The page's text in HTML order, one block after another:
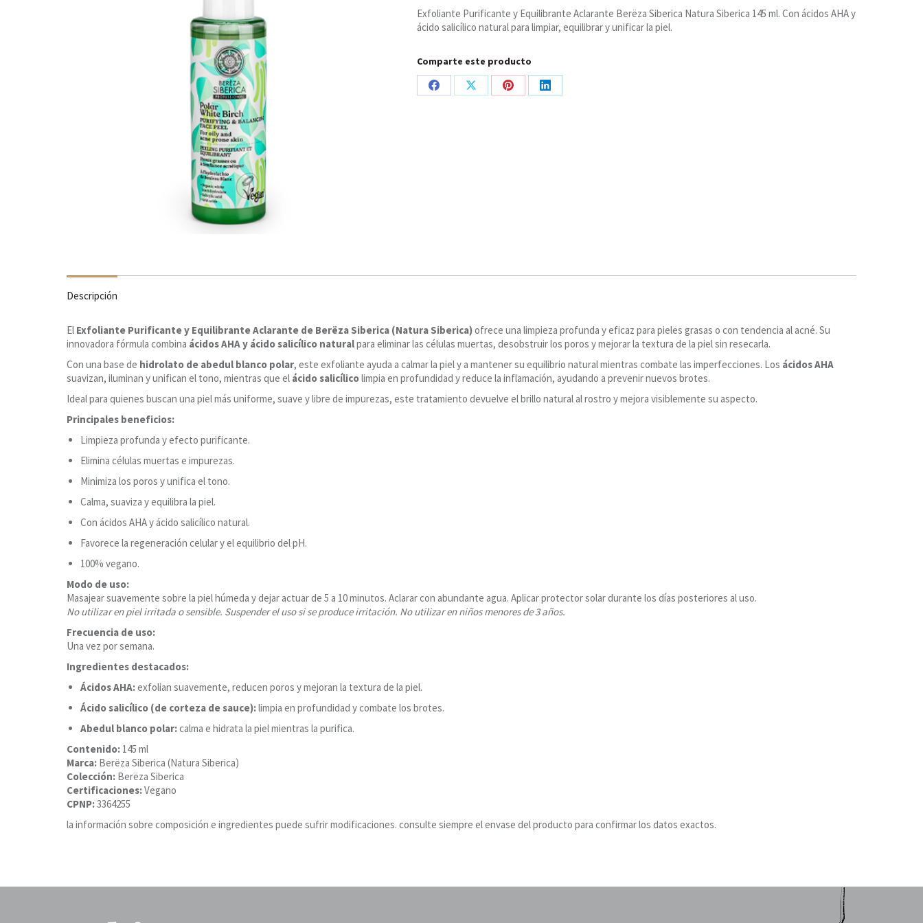
Aclarante,
Berëza
cantidad
Exfoliante Purificante y Equilibrante Aclarante Berëza Siberica Natura Siberica 145 ml. Con ácidos AHA y
ácido salicílico natural para limpiar, equilibrar y unificar la piel.
Comparte este producto
Share
Share
Share
Share
Descripción
El Exfoliante Purificante y Equilibrante Aclarante de Berëza Siberica (Natura Siberica)ofrece una limpieza profunda y eficaz para pieles grasas o con tendencia al acné. Su
innovadora fórmula combina ácidos AHA y ácido salicílico naturalpara eliminar las células muertas, desobstruir los poros y mejorar la textura de la piel sin resecarla.
Con una base de hidrolato de abedul blanco polar, este exfoliante ayuda a calmar la piel y a mantener su equilibrio natural mientras combate las imperfecciones. Los ácidos AHA
suavizan, iluminan y unifican el tono, mientras que el ácido salicílicolimpia en profundidad y reduce la inflamación, ayudando a prevenir nuevos brotes.
Ideal para quienes buscan una piel más uniforme, suave y libre de impurezas, este tratamiento devuelve el brillo natural al rostro y mejora visiblemente su aspecto.
Principales beneficios:
Limpieza profunda y efecto purificante.
Elimina células muertas e impurezas.
Minimiza los poros y unifica el tono.
Calma, suaviza y equilibra la piel.
Con ácidos AHA y ácido salicílico natural.
Favorece la regeneración celular y el equilibrio del pH.
100% vegano.
Modo de uso:
Masajear suavemente sobre la piel húmeda y dejar actuar de 5 a 10 minutos. Aclarar con abundante agua. Aplicar protector solar durante los días posteriores al uso.
No utilizar en piel irritada o sensible. Suspender el uso si se produce irritación. No utilizar en niños menores de 3 años.
Frecuencia de uso:
Una vez por semana.
Ingredientes destacados:
Ácidos AHA:exfolian suavemente, reducen poros y mejoran la textura de la piel.
Ácido salicílico (de corteza de sauce):limpia en profundidad y combate los brotes.
Abedul blanco polar:calma e hidrata la piel mientras la purifica.
Contenido: 145 ml
Marca: Berëza Siberica (Natura Siberica)
Colección: Berëza Siberica
Certificaciones:Vegano
CPNP:3364255
la información sobre composición e ingredientes puede sufrir modificaciones. consulte siempre el envase del producto para confirmar los datos exactos.